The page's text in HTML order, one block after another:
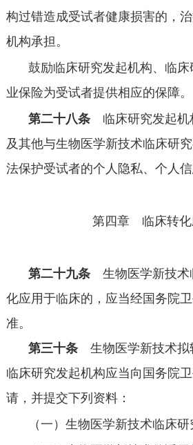
构过错造成受试者健康损害的，
机构承担。
鼓励临床研究发起机构、临
业保险为受试者提供相应的保障。
第二十八条 临床研究发起机
及其他与生物医学新技术临床研
法保护受试者的个人隐私、个人信
第四章 临床转化
第二十九条 生物医学新技术
化应用于临床的，应当经国务院
准。
第三十条 生物医学新技术拟
临床研究发起机构应当向国务院
请，并提交下列资料：
（一）生物医学新技术临床研